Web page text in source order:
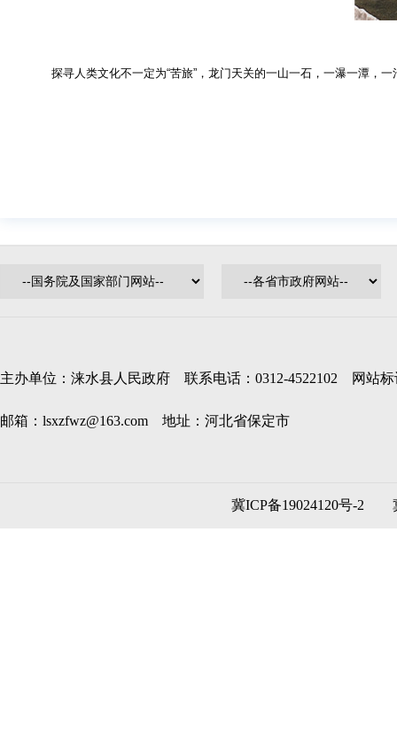
探寻人类文化不一定为“苦旅”，龙门天关的一山一石，一瀑一潭，一
主办单位：涞水县人民政府 联系电话：0312-4522102 网站标
邮箱：lsxzfwz@163.com 地址：河北省保定市
冀ICP备19024120号-2